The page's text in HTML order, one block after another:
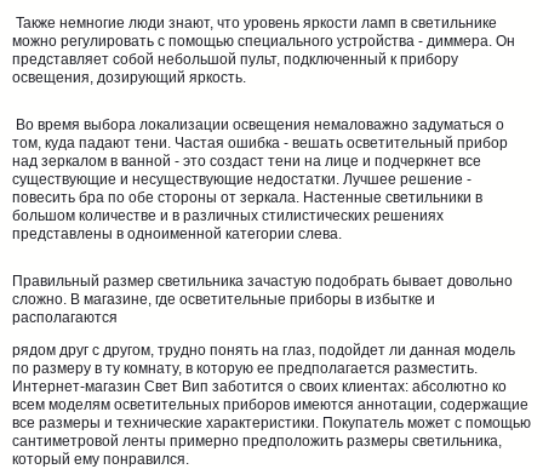
Также немногие люди знают, что уровень яркости ламп в светильнике
можно регулировать с помощью специального устройства - диммера. Он
представляет собой небольшой пульт, подключенный к прибору
освещения, дозирующий яркость.
Во время выбора локализации освещения немаловажно задуматься о
том, куда падают тени. Частая ошибка - вешать осветительный прибор
над зеркалом в ванной - это создаст тени на лице и подчеркнет все
существующие и несуществующие недостатки. Лучшее решение -
повесить бра по обе стороны от зеркала. Настенные светильники в
большом количестве и в различных стилистических решениях
представлены в одноименной категории слева.
Правильный размер светильника зачастую подобрать бывает довольно
сложно. В магазине, где осветительные приборы в избытке и
располагаются
рядом друг с другом, трудно понять на глаз, подойдет ли данная модель
по размеру в ту комнату, в которую ее предполагается разместить.
Интернет-магазин Свет Вип заботится о своих клиентах: абсолютно ко
всем моделям осветительных приборов имеются аннотации, содержащие
все размеры и технические характеристики. Покупатель может с помощью
сантиметровой ленты примерно предположить размеры светильника,
который ему понравился.